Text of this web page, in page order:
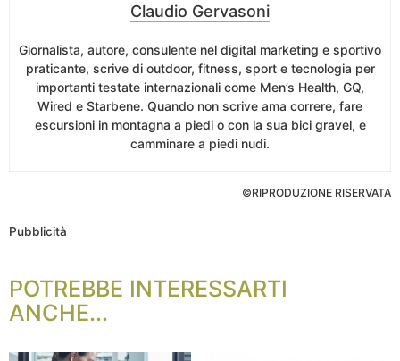
Claudio Gervasoni
Giornalista, autore, consulente nel digital marketing e sportivo
praticante, scrive di outdoor, fitness, sport e tecnologia per
importanti testate internazionali come Men’s Health, GQ,
Wired e Starbene. Quando non scrive ama correre, fare
escursioni in montagna a piedi o con la sua bici gravel, e
camminare a piedi nudi.
©RIPRODUZIONE RISERVATA
Pubblicità
POTREBBE INTERESSARTI
ANCHE...